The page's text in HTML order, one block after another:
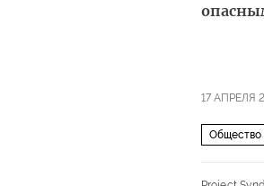
17 АПРЕЛЯ
Общество